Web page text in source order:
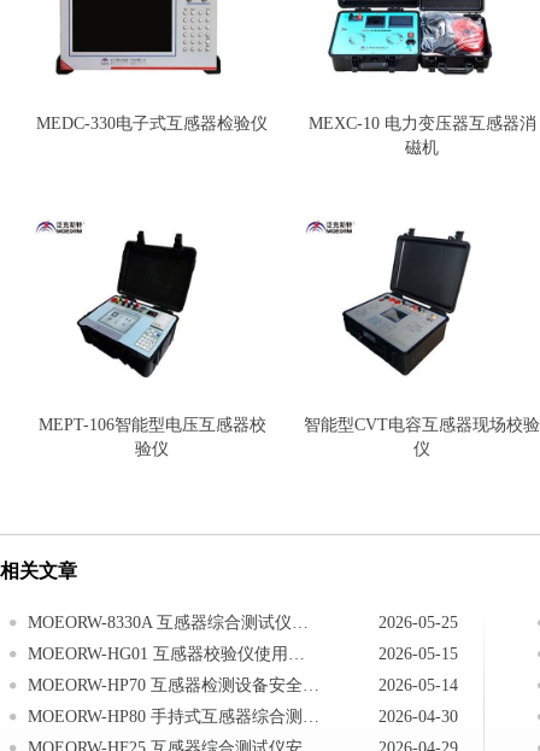
MEDC-330电子式互感器检验仪
MEXC-10 电力变压器互感器消
磁机
MEPT-106智能型电压互感器校
验仪
智能型CVT电容互感器现场校验
仪
相关文章
MOEORW-8330A 互感器综合测试仪安全注意事项
2026-05-25
MOEORW-HG01 互感器校验仪使用注意事项
2026-05-15
MOEORW-HP70 互感器检测设备安全注意事项
2026-05-14
MOEORW-HP80 手持式互感器综合测试仪注意事项
2026-04-30